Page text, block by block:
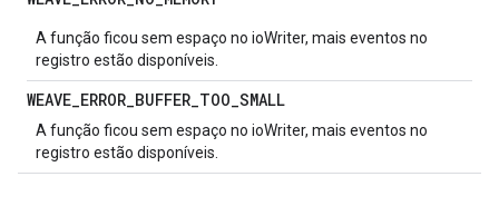
A função ficou sem espaço no ioWriter, mais eventos no
registro estão disponíveis.
WEAVE_ERROR_BUFFER_TOO_SMALL
A função ficou sem espaço no ioWriter, mais eventos no
registro estão disponíveis.